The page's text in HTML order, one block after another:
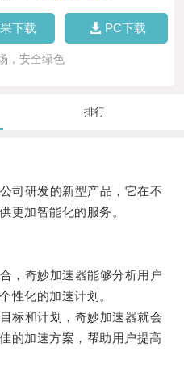
下载 PC下载
，安全绿色
排行
研发的新型产品，它在不
更加智能化的服务。
奇妙加速器能够分析用户
性化的加速计划。
和计划，奇妙加速器就会
的加速方案，帮助用户提高